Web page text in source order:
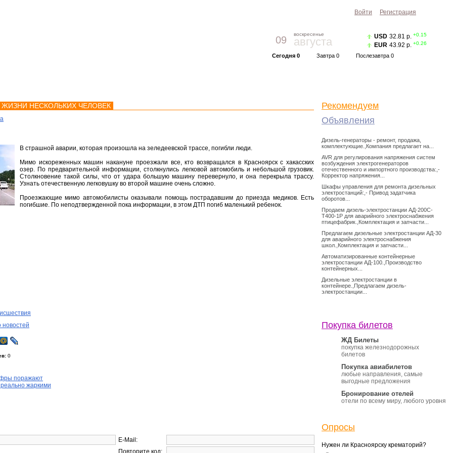
09
воскресенье
августа
Сегодня 0 Завтра 0 Послезавтра 0
USD 32.81 р. +0.15
EUR 43.92 р. +0.26
НЕСКОЛЬКИХ ЧЕЛОВЕК
В страшной аварии, которая произошла на зеледеевской трассе, погибли люди.
Мимо искореженных машин накануне проезжали все, кто возвращался в Красноярск с хакасских
озер. По предварительной информации, столкнулись легковой автомобиль и небольшой грузовик.
Столкновение такой силы, что от удара большую машину перевернуло, и она перекрыла трассу.
Узнать отечественную легковушку во второй машине очень сложно.
Проезжающие мимо автомобилисты оказывали помощь пострадавшим до приезда медиков. Есть
погибшие. По неподтвержденной пока информации, в этом ДТП погиб маленький ребенок.
новостей
0
поражают
жаркими
E-Mail:
Повторите код:
Рекомендуем
Объявления
Дизель-генераторы - ремонт, продажа,
комплектующие.,Компания предлагает на...
AVR для регулирования напряжения систем
возбуждения электрогенераторов
отечественного и импортного производства:,-
Корректор напряжения...
Шкафы управления для ремонта дизельных
электростанций:,- Привод задатчика
оборотов...
Продаем дизель-электростанции АД-200С-
Т400-1Р для аварийного электроснабжения
птицефабрик.,Комплектация и запчасти...
Предлагаем дизельные электростанции АД-30
для аварийного электроснабжения
школ.,Комплектация и запчасти...
Автоматизированные контейнерные
электростанции АД-100.,Производство
контейнерных...
Дизельные электростанции в
контейнере.,Предлагаем дизель-
электростанции...
Покупка билетов
ЖД Билеты
покупка железнодорожных
билетов
Покупка авиабилетов
любые направления, самые
выгодные предложения
Бронирование отелей
отели по всему миру, любого уровня
Опросы
Нужен ли Красноярску крематорий?
Войти Регистрация